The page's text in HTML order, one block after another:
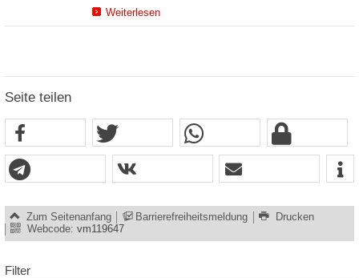
Weiterlesen
Seite teilen
Zum Seitenanfang Barrierefreiheitsmeldung
Drucken
Webcode: vm119647
Filter